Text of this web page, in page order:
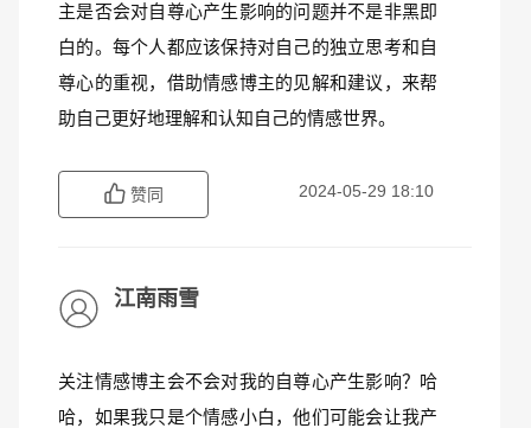
主是否会对自尊心产生影响的问题并不是非黑即
白的。每个人都应该保持对自己的独立思考和自
尊心的重视，借助情感博主的见解和建议，来帮
助自己更好地理解和认知自己的情感世界。
赞同 2024-05-29 18:10
江南雨雪
关注情感博主会不会对我的自尊心产生影响？哈
哈，如果我只是个情感小白，他们可能会让我产